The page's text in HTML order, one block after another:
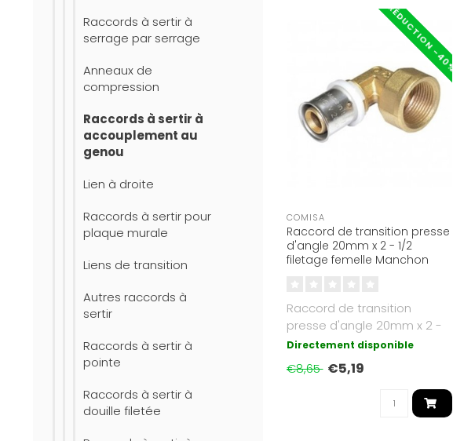
Raccords à sertir à
serrage par serrage
Anneaux de
compression
Raccords à sertir à
accouplement au
genou
Lien à droite
Raccords à sertir pour
plaque murale
Liens de transition
Autres raccords à
sertir
Raccords à sertir à
pointe
Raccords à sertir à
douille filetée
RÉDUCTION -40%
COMISA
Raccord de transition presse
d'angle 20mm x 2 - 1/2
filetage femelle Manchon
Raccord de transition
presse d'angle 20mm x 2 -
1/2 pouce Filetage femelle
Appro..
Directement disponible
€8,65 €5,19